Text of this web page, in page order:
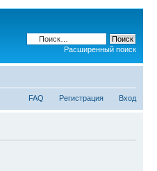
Расширенный поиск
FAQ Регистрация Вход